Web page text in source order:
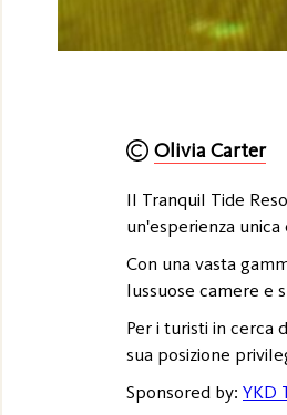
Olivia Carter
Il Tranquil Tide
un'esperienza
Con una vasta
lussuose camere e
Per i turisti in cerca
sua posizione
Sponsored by: YKD